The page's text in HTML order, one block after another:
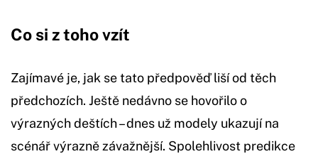
Co si z toho vzít
Zajímavé je, jak se tato předpověď liší od těch
předchozích. Ještě nedávno se hovořilo o
výrazných deštích – dnes už modely ukazují na
scénář výrazně závažnější. Spolehlivost predikce